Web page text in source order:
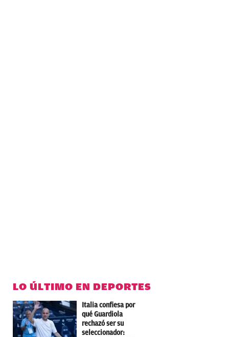
LO ÚLTIMO EN DEPORTES
Italia confiesa por
qué Guardiola
rechazó ser su
seleccionador: